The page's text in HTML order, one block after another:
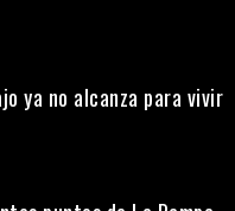
ya no alcanza para vivir